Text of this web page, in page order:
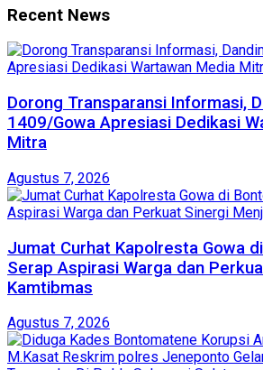
Recent News
Dorong Transparansi Informasi,
1409/Gowa Apresiasi Dedikasi
Mitra
Agustus 7, 2026
Jumat Curhat Kapolresta Gowa
Serap Aspirasi Warga dan
Kamtibmas
Agustus 7, 2026